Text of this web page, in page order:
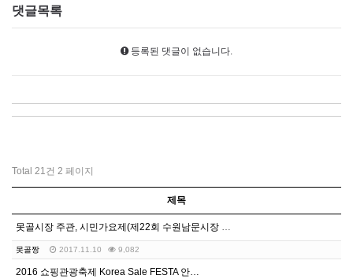
댓글목록
등록된 댓글이 없습니다.
Total 21건 2 페이지
제목
못골시장 주관, 시민가요제(제22회 수원남문시장 거리축…
못골짱 2017.11.10 9,082
2016 쇼핑관광축제 Korea Sale FESTA 안…